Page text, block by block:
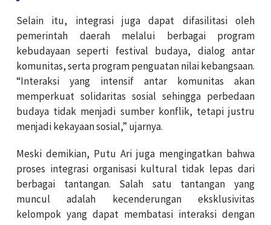
Selain itu, integrasi juga dapat difasilitasi oleh
pemerintah daerah melalui berbagai program
kebudayaan seperti festival budaya, dialog antar
komunitas, serta program penguatan nilai kebangsaan.
“Interaksi yang intensif antar komunitas akan
memperkuat solidaritas sosial sehingga perbedaan
budaya tidak menjadi sumber konflik, tetapi justru
menjadi kekayaan sosial,” ujarnya.
Meski demikian, Putu Ari juga mengingatkan bahwa
proses integrasi organisasi kultural tidak lepas dari
berbagai tantangan. Salah satu tantangan yang
muncul adalah kecenderungan eksklusivitas
kelompok yang dapat membatasi interaksi dengan